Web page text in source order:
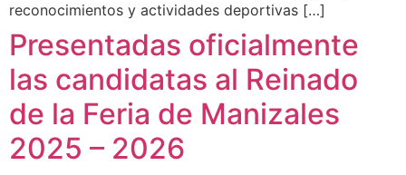
reconocimientos y actividades deportivas […]
Presentadas oficialmente
las candidatas al Reinado
de la Feria de Manizales
2025 – 2026